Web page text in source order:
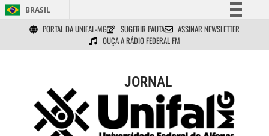
BRASIL
Simplifique!
Comunica BR
Acesso à informação
Legislação
Canais
PORTAL DA UNIFAL-MG SUGERIR PAUTA
ASSINAR NEWSLETTER
OUÇA A RÁDIO FEDERAL FM
JORNAL